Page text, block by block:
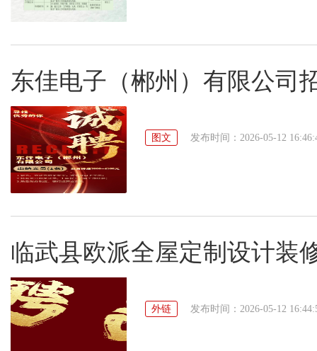
东佳电子（郴州）有限公司
图文 发布时间：2026-05-12
临武县欧派全屋定制设计装
外链 发布时间：2026-05-12